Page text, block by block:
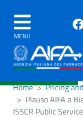
MENU
Home Pricing
Plauso AIFA a
ISSCR Public